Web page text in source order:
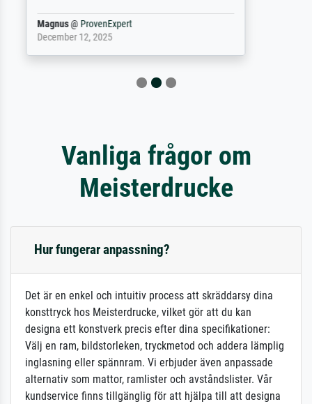
Dr.@ ProvenExpert
February 3, 2026
Vanliga frågor om
Meisterdrucke
Hur fungerar anpassning?
Det är en enkel och intuitiv process att skräddarsy dina
konsttryck hos Meisterdrucke, vilket gör att du kan
designa ett konstverk precis efter dina specifikationer:
Välj en ram, bildstorleken, tryckmetod och addera lämplig
inglasning eller spännram. Vi erbjuder även anpassade
alternativ som mattor, ramlister och avståndslister. Vår
kundservice finns tillgänglig för att hjälpa till att designa